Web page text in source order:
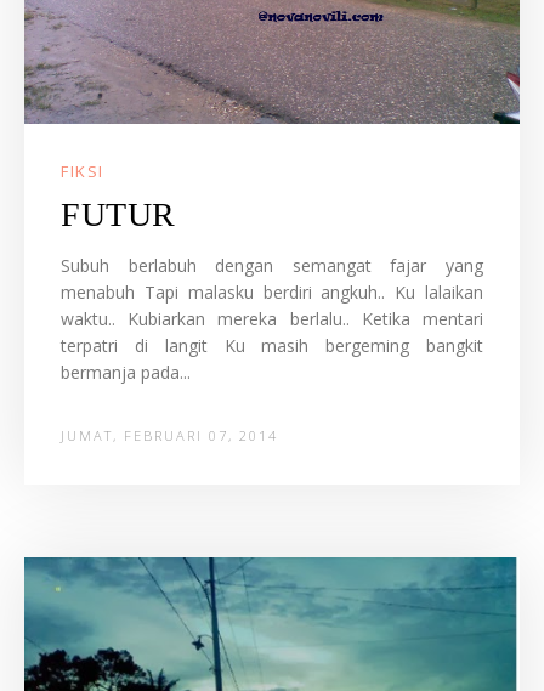
FIKSI
FUTUR
Subuh berlabuh dengan semangat fajar yang
menabuh Tapi malasku berdiri angkuh.. Ku lalaikan
waktu.. Kubiarkan mereka berlalu.. Ketika mentari
terpatri di langit Ku masih bergeming bangkit
bermanja pada...
JUMAT, FEBRUARI 07, 2014